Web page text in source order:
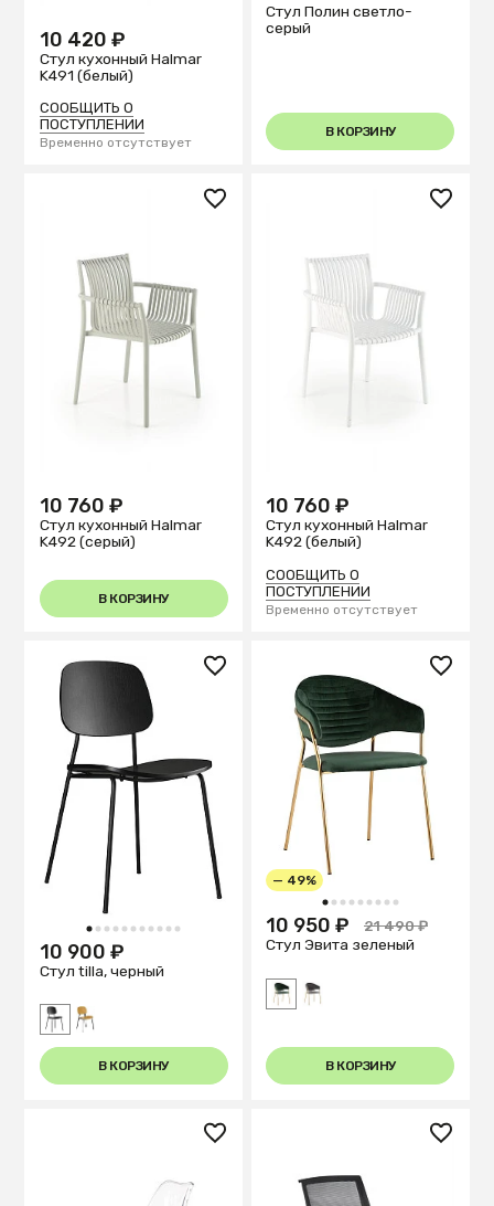
10 420 ₽
Стул кухонный Halmar
K491 (белый)
СООБЩИТЬ О
ПОСТУПЛЕНИИ
Временно отсутствует
Стул Полин светло-
серый
В КОРЗИНУ
10 760 ₽
Стул кухонный Halmar
K492 (серый)
В КОРЗИНУ
10 760 ₽
Стул кухонный Halmar
K492 (белый)
СООБЩИТЬ О
ПОСТУПЛЕНИИ
Временно отсутствует
1 2 3 4 5 6 7 8 9 1011
10 900 ₽
Стул tilla, черный
В КОРЗИНУ
1 2 3 4 5 6 7 8 9
— 49%
10 950 ₽
21 490 ₽
Стул Эвита зеленый
В КОРЗИНУ